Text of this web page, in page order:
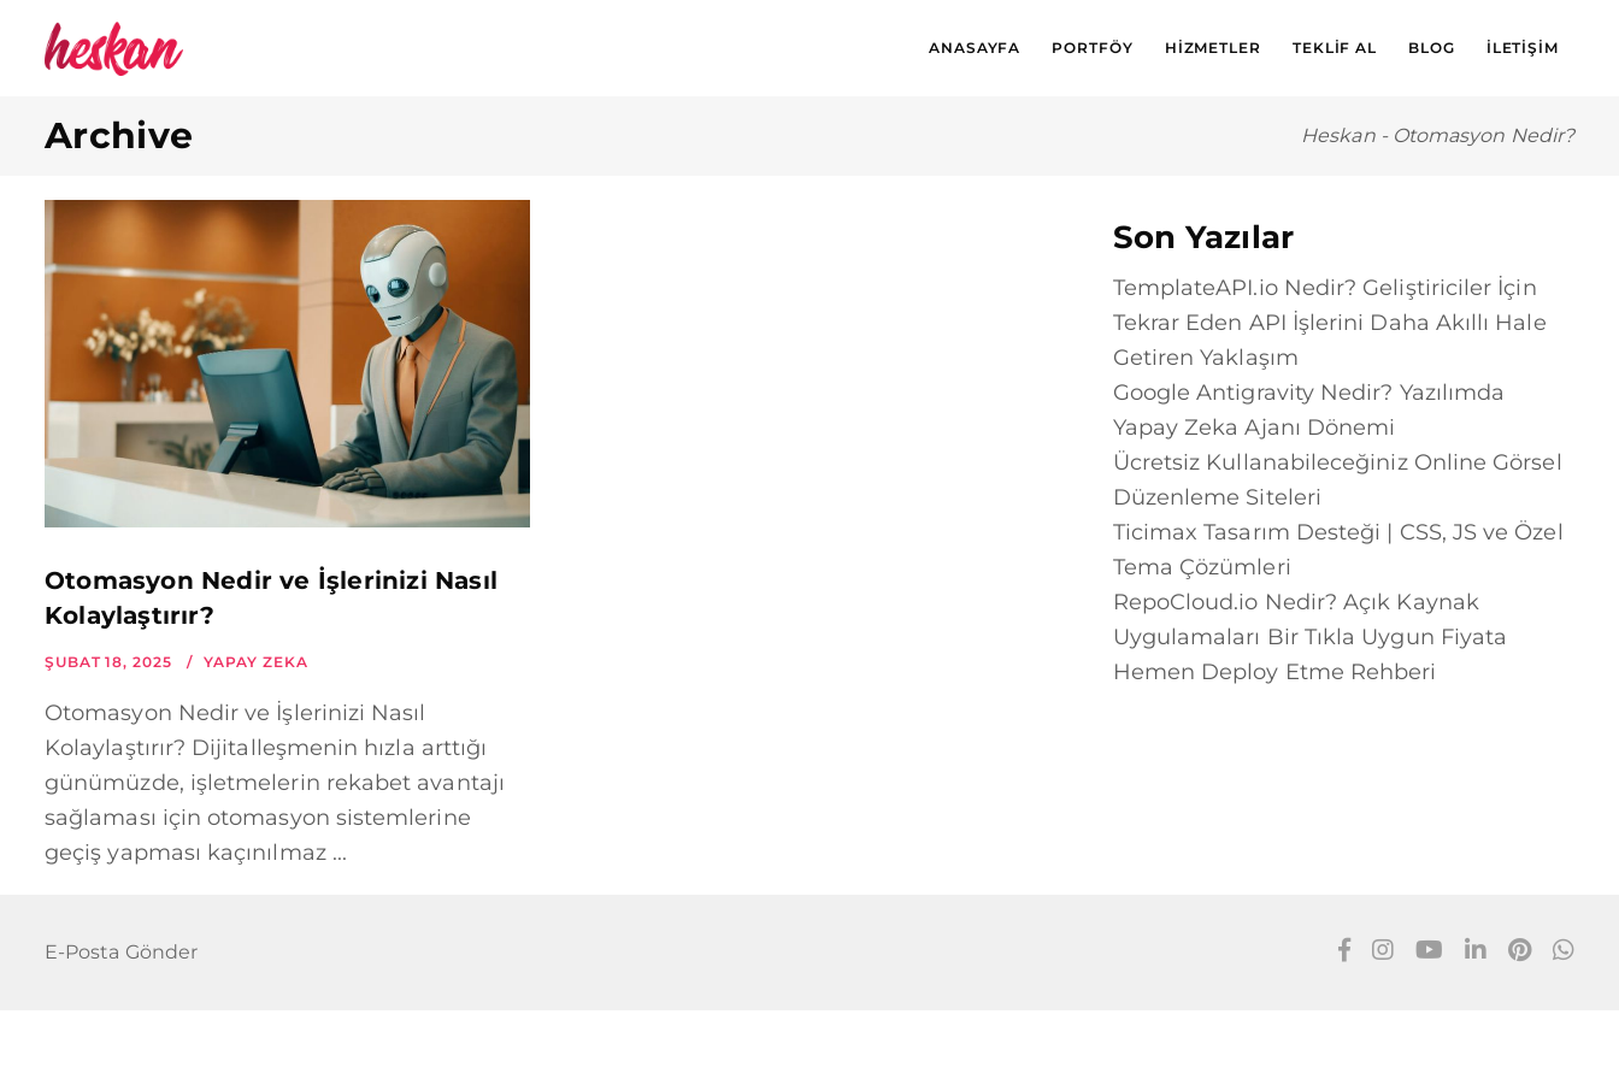
ANASAYFA PORTFÖY HIZMETLER TEKLIF AL BLOG İLETIŞIM
Archive Heskan - Otomasyon Nedir?
Otomasyon Nedir ve İşlerinizi Nasıl
Kolaylaştırır?
ŞUBAT 18, 2025 YAPAY ZEKA
Otomasyon Nedir ve İşlerinizi Nasıl
Kolaylaştırır? Dijitalleşmenin hızla arttığı
günümüzde, işletmelerin rekabet avantajı
sağlaması için otomasyon sistemlerine
geçiş yapması kaçınılmaz ...
Son Yazılar
TemplateAPI.io Nedir? Geliştiriciler İçin
Tekrar Eden API İşlerini Daha Akıllı Hale
Getiren Yaklaşım
Google Antigravity Nedir? Yazılımda
Yapay Zeka Ajanı Dönemi
Ücretsiz Kullanabileceğiniz Online Görsel
Düzenleme Siteleri
Ticimax Tasarım Desteği | CSS, JS ve Özel
Tema Çözümleri
RepoCloud.io Nedir? Açık Kaynak
Uygulamaları Bir Tıkla Uygun Fiyata
Hemen Deploy Etme Rehberi
E-Posta Gönder